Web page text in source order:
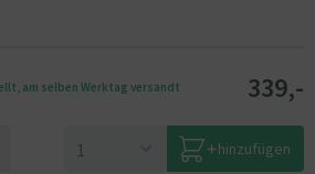
am selben Werktag versandt 339,-
hinzufügen